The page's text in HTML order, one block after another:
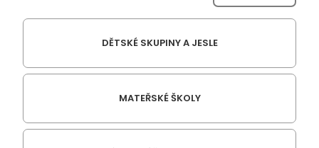
DĚTSKÉ SKUPINY A JESLE
MATEŘSKÉ ŠKOLY